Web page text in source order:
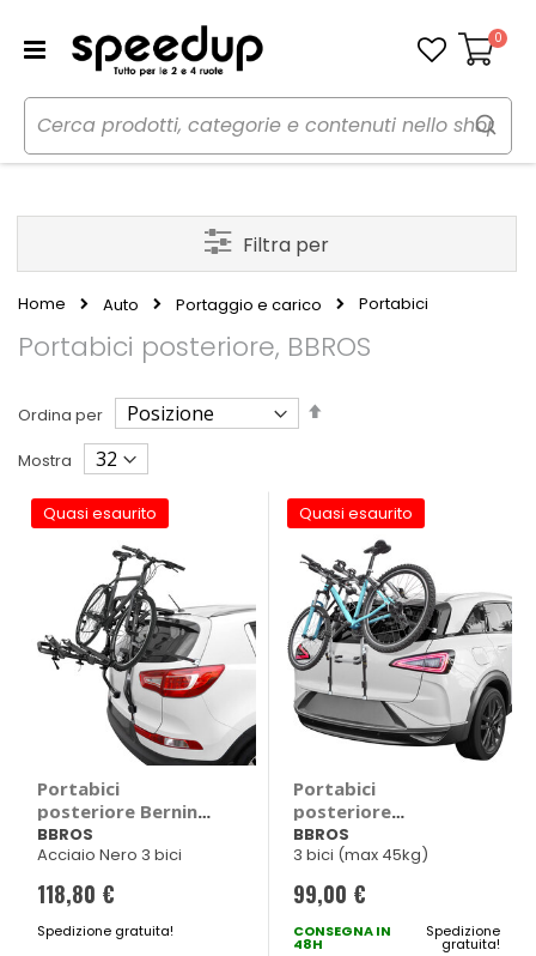
Carrello
0
Home Auto Portaggio e carico Portabici
Portabici posteriore, BBROS
Ordina per
Imposta
Mostra
Quasi esaurito
Portabici
posteriore Bernina -
BBROS
BBROS
Acciaio Nero 3 bici
118,80 €
Spedizione gratuita!
Quasi esaurito
Portabici
posteriore
Adamello V2 -
BBROS
BBROS
3 bici (max 45kg)
99,00 €
CONSEGNA IN
48H
Spedizione
gratuita!
Filtra per